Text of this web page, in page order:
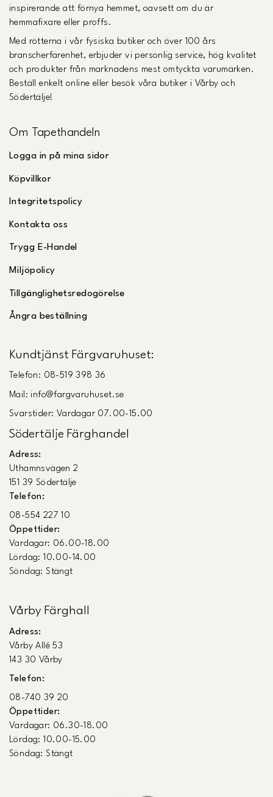
inspirerande att förnya hemmet, oavsett om du är
hemmafixare eller proffs.
Med rötterna i vår fysiska butiker och över 100 års
branscherfarenhet, erbjuder vi personlig service, hög kvalitet
och produkter från marknadens mest omtyckta varumärken.
Beställ enkelt online eller besök våra butiker i Vårby och
Södertälje!
Om Tapethandeln
Logga in på mina sidor
Köpvillkor
Integritetspolicy
Kontakta oss
Trygg E-Handel
Miljöpolicy
Tillgänglighetsredogörelse
Ångra beställning
Kundtjänst Färgvaruhuset:
Telefon: 08-519 398 36
Mail: info@fargvaruhuset.se
Svarstider: Vardagar 07.00-15.00
Södertälje Färghandel
Adress:
Uthamnsvägen 2
151 39 Södertälje
Telefon:
08-554 227 10
Öppettider:
Vardagar: 06.00-18.00
Lördag: 10.00-14.00
Söndag: Stängt
Vårby Färghall
Adress:
Vårby Allé 53
143 30 Vårby
Telefon:
08-740 39 20
Öppettider:
Vardagar: 06.30-18.00
Lördag: 10.00-15.00
Söndag: Stängt